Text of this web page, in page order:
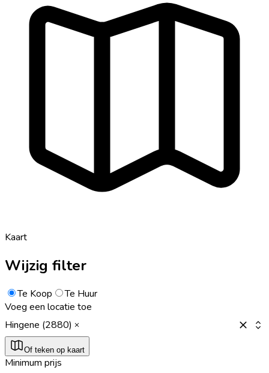
Kaart
Wijzig filter
Te Koop
Te Huur
Voeg een locatie toe
Hingene (2880)
Of teken op kaart
Minimum prijs